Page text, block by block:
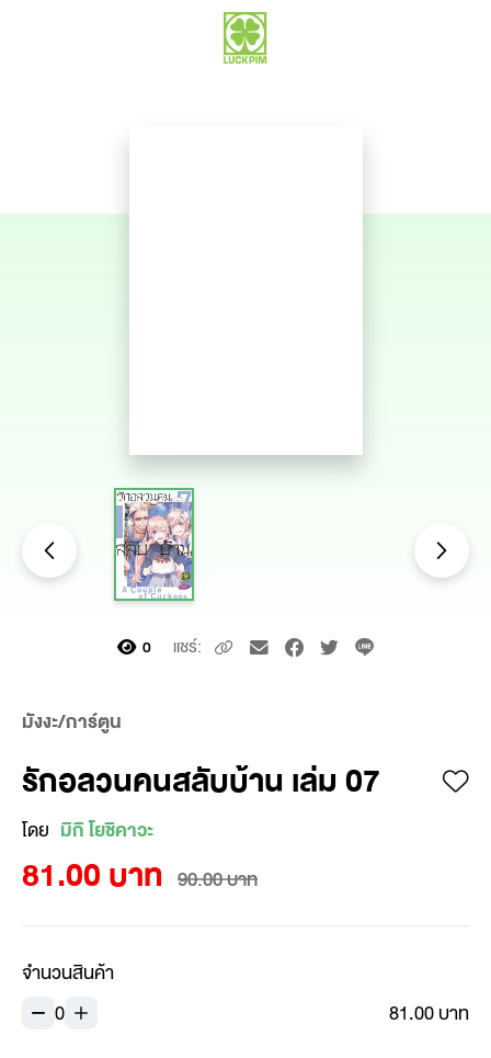
0 แชร์:
มังงะ/การ์ตูน
รักอลวนคนสลับบ้าน เล่ม 07
โดย มิกิ โยชิคาวะ
81.00 บาท 90.00 บาท
จำนวนสินค้า
0
81.00 บาท